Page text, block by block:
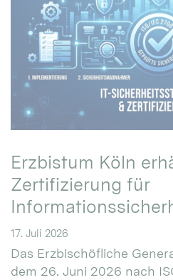
Erzbistum Köln
Zertifizierung für
17. Juli 2026
Das Erzbischöfliche
dem 26. Juni 2026 nach